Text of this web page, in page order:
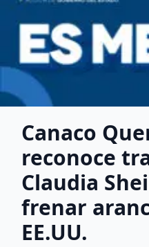
Canaco
reconoce
Claudia
frenar
EE.UU.